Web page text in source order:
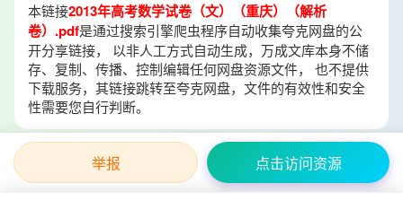
本链接2013年高考数学试卷（文）（重庆）（解析
卷）.pdf是通过搜索引擎爬虫程序自动收集夸克网盘的公
开分享链接， 以非人工方式自动生成，万成文库本身不储
存、复制、传播、控制编辑任何网盘资源文件， 也不提供
下载服务，其链接跳转至夸克网盘，文件的有效性和安全
性需要您自行判断。
举报 点击访问资源